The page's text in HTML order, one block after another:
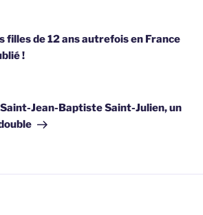
filles de 12 ans autrefois en France
!
Jean-Baptiste Saint-Julien, un